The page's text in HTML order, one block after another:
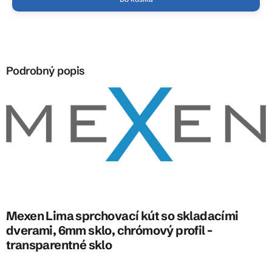
Podrobný popis
Mexen Lima sprchovací kút so skladacími
dverami, 6mm sklo, chrómový profil -
transparentné sklo